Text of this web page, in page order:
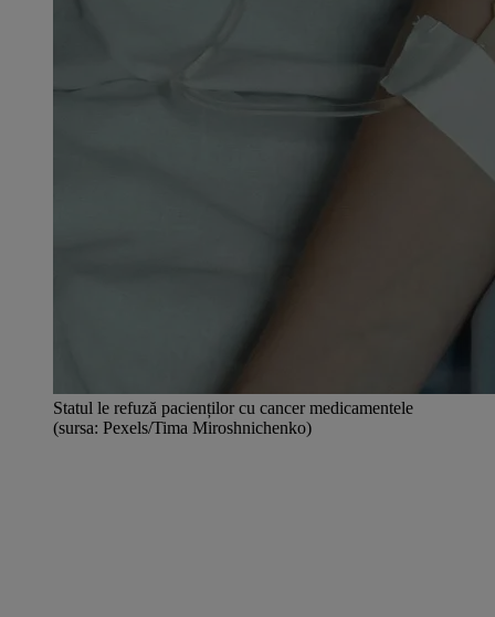
Statul le refuză pacienților cu cancer medicamentele
(sursa: Pexels/Tima Miroshnichenko)